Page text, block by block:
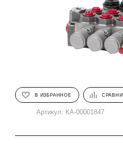
В ИЗБРАННОЕ
Артикул: КА-00001847